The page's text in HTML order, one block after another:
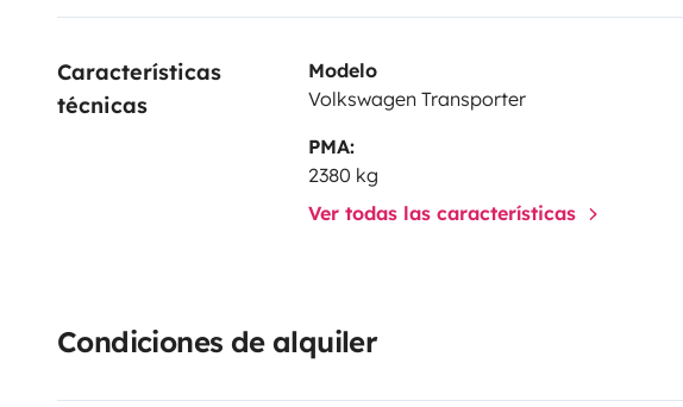
Características
técnicas
Modelo
Volkswagen Transporter
PMA:
2380 kg
Ver todas las características
Condiciones de alquiler